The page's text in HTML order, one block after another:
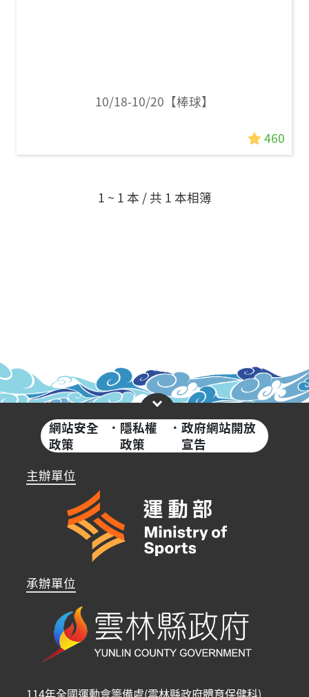
10/18-10/20【棒球】
460
1 ~ 1 本 / 共 1 本相簿
網站安全
政策
· 隱私權
政策
·政府網站開放
宣告
主辦單位
承辦單位
114年全國運動會籌備處(雲林縣政府體育保健科)